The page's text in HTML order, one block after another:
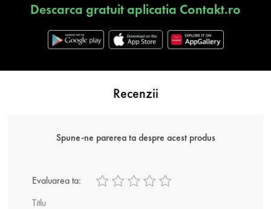
Descarca gratuit aplicatia Contakt.ro
Recenzii
Spune-ne parerea ta despre acest produs
Titlu
Evaluarea ta: